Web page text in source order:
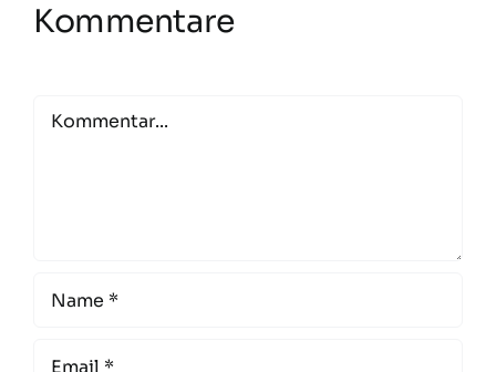
Kommentare
Comment